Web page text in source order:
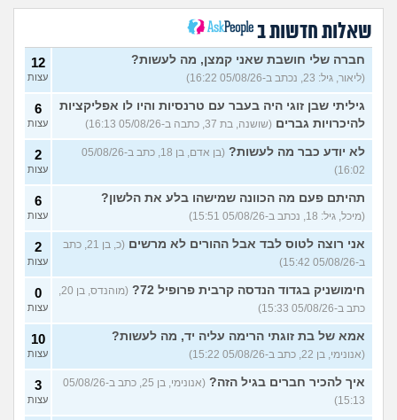
להפטר מרגשות אשם?
(מבולבלת בת 17, בת 17)
עצות
לומר להורים?
(אהרן, בן 16)
7
עצות
מתמטיקה בגרות ומגן
בת 17)
מתלבטת לגבי שנה הבאה
(Girl, בת 17)
5
עצות
סדרת ילדות שאני לא מצליח
למצוא (יונתן, בן 18)
4
עצות
יש בנינו מתח אבל אני לא
(לחוצה, בת 16)
6
הברזתי לעצמי או שהצלתי את
הכבוד שלי? (כפיר, בן 14)
4
עוד שאלות חדשות במדור
שאלות חדשות ב
חברה שלי חושבת שאני קמצן, מה לעשות?
(ליאור, גיל: 23, נכתב ב-05/08/26 16:22)
12
עצות
גיליתי שבן זוגי היה בעבר עם טרנסיות והיו לו אפליקציות
להיכרויות גברים (שושנה, בת 37, כתבה ב-05/08/26 16:13)
6
עצות
לא יודע כבר מה לעשות?
(בן אדם, בן 18, כתב ב-05/08/26
16:02)
2
עצות
תהיתם פעם מה הכוונה שמישהו בלע את הלשון?
(מיכל, גיל: 18, נכתב ב-05/08/26 15:51)
6
עצות
אני רוצה לטוס לבד אבל ההורים לא מרשים
(כ, בן 21, כתב
ב-05/08/26 15:42)
2
עצות
חימושניק בגדוד הנדסה קרבית פרופיל 72?
(מוהנדס, בן 20,
כתב ב-05/08/26 15:33)
0
עצות
אמא של בת זוגתי הרימה עליה יד, מה לעשות?
(אנונימי, בן 22, כתב ב-05/08/26 15:22)
10
עצות
איך להכיר חברים בגיל הזה?
(אנונימי, בן 25, כתב ב-05/08/26
15:13)
3
עצות